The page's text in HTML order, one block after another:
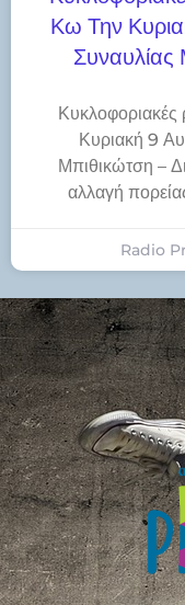
Κω Την
Συναυλίας
Κυκλοφοριακές
Κυριακή 9
Μπιθικώτση –
αλλαγή
Radio